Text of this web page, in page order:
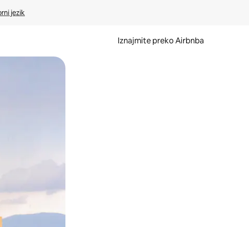
jezik
Iznajmite preko Airbnba
ili prelaskom prstom po zaslonu.